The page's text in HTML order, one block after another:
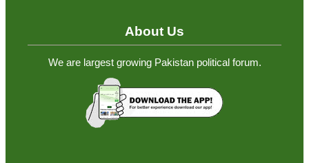
About Us
We are largest growing Pakistan political forum.